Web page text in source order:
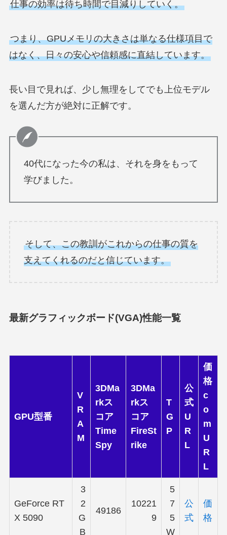
仕事の効率は待ち時間で目減りしていく。
つまり、GPUメモリの大きさは単なる仕様項目で
はなく、日々の安心や信頼感に直結しています。
長い目で見れば、少し無理をしてでも上位モデル
を選んだ方が絶対に正解です。
40代になった今の私は、それを身をもって
学びました。
そして、この教訓がこれからの仕事の質を
支えてくれるのだと信じています。
最新グラフィックボード(VGA)性能一覧
GPU型番
V
R
A
M
3DMa
rkス
コア
Time
Spy
3DMa
rkス
コア
FireSt
rike
T
G
P
公
式
U
R
L
価
格
c
o
m
U
R
L
GeForce RT
X 5090
3
2
G
B
49186
10221
9
5
7
5
W
公
式
価
格